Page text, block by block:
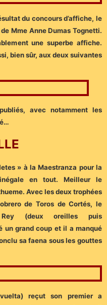
du concours d’affiche, le
Mme Anne Dumas Tognetti.
une superbe affiche.
bien sûr, aux deux suivantes
avec notamment les
» à la Maestranza pour la
en tout. Meilleur le
Avec les deux trophées
de Toros de Cortés, le
(deux oreilles puis
un grand coup et il a manqué
sa faena sous les gouttes
reçut son premier a